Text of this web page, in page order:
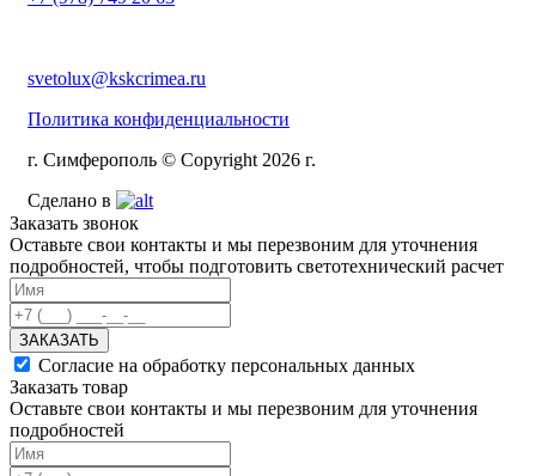
svetolux@kskcrimea.ru
Политика конфиденциальности
г. Симферополь © Copyright 2026 г.
Сделано в
Заказать звонок
Оставьте свои контакты и мы перезвоним для уточнения
подробностей, чтобы подготовить светотехнический расчет
ЗАКАЗАТЬ
Согласие на обработку персональных данных
Заказать товар
Оставьте свои контакты и мы перезвоним для уточнения
подробностей